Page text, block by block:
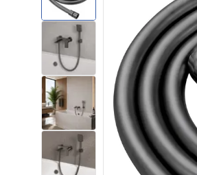
Douchebakken
Lineaire Douchegoten
Toiletten
Wastafels